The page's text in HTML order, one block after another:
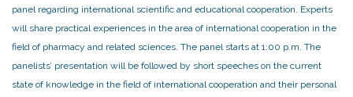
panel regarding international scientific and educational cooperation. Experts
will share practical experiences in the area of international cooperation in the
field of pharmacy and related sciences. The panel starts at 1:00 p.m. The
panelists’ presentation will be followed by short speeches on the current
state of knowledge in the field of international cooperation and their personal